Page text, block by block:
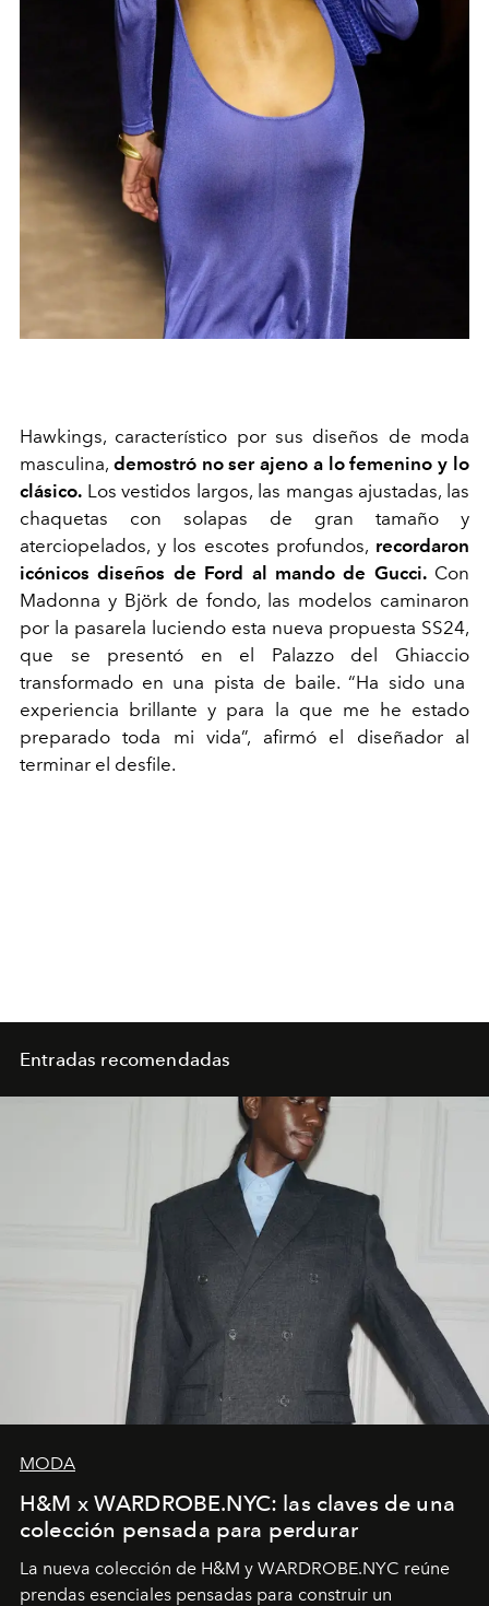
Hawkings, característico por sus diseños de moda
masculina, demostró no ser ajeno a lo femenino y lo
clásico. Los vestidos largos, las mangas ajustadas, las
chaquetas con solapas de gran tamaño y
aterciopelados, y los escotes profundos, recordaron
icónicos diseños de Ford al mando de Gucci.Con
Madonna y Björk de fondo, las modelos caminaron
por la pasarela luciendo esta nueva propuesta SS24,
que se presentó en el Palazzodel Ghiaccio
transformado en una pista de baile. “Ha sido una
experiencia brillante y para la que me he estado
preparado toda mi vida”, afirmó el diseñador al
terminar el desfile.
Entradas recomendadas
MODA
H&M x WARDROBE.NYC: las claves de una
colección pensada para perdurar
La nueva colección de H&M y WARDROBE.NYC reúne
prendas esenciales pensadas para construir un